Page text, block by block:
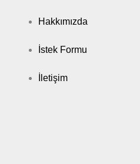
Hakkımızda
İstek Formu
İletişim